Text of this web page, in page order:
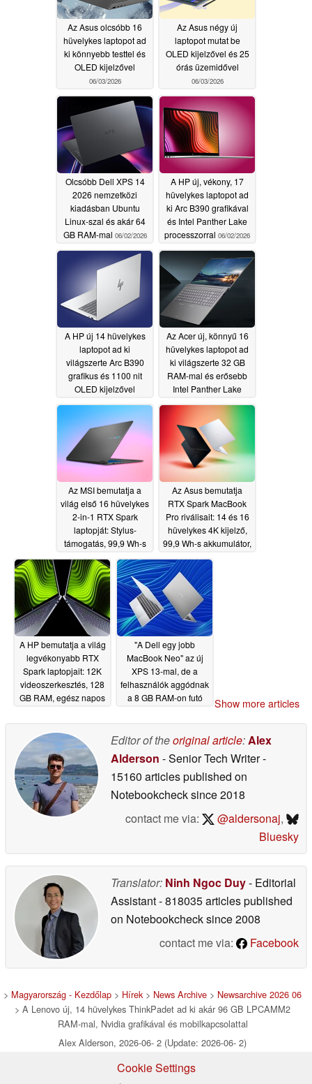
Az Asus olcsóbb 16
hüvelykes laptopot ad
ki könnyebb testtel és
OLED kijelzővel
06/03/2026
Az Asus négy új
laptopot mutat be
OLED kijelzővel és 25
órás üzemidővel
06/03/2026
Olcsóbb Dell XPS 14
2026 nemzetközi
kiadásban Ubuntu
Linux-szal és akár 64
GB RAM-mal 06/02/2026
A HP új, vékony, 17
hüvelykes laptopot ad
ki Arc B390 grafikával
és Intel Panther Lake
processzorral 06/02/2026
A HP új 14 hüvelykes
laptopot ad ki
világszerte Arc B390
grafikus és 1100 nit
OLED kijelzővel
06/02/2026
Az Acer új, könnyű 16
hüvelykes laptopot ad
ki világszerte 32 GB
RAM-mal és erősebb
Intel Panther Lake
06/02/2026
Az MSI bemutatja a
világ első 16 hüvelykes
2-in-1 RTX Spark
laptopját: Stylus-
támogatás, 99,9 Wh-s
06/02/2026
Az Asus bemutatja
RTX Spark MacBook
Pro riválisait: 14 és 16
hüvelykes 4K kijelző,
99,9 Wh-s akkumulátor,
A HP bemutatja a világ
legvékonyabb RTX
Spark laptopjait: 12K
videoszerkesztés, 128
GB RAM, egész napos
"A Dell egy jobb
MacBook Neo" az új
XPS 13-mal, de a
felhasználók aggódnak
a 8 GB RAM-on futó
Show more articles
Editor of theoriginal article:Alex
Alderson - Senior Tech Writer-
15160 articles published on
Notebookchecksince 2018
contact me via:
@aldersonaj,
Bluesky
Translator: Ninh Ngoc Duy- Editorial
Assistant- 818035 articles published
on Notebookchecksince 2008
contact me via:
Facebook
> Magyarország - Kezdőlap > Hírek > News Archive > Newsarchive 2026 06
> A Lenovo új, 14 hüvelykes ThinkPadet ad ki akár 96 GB LPCAMM2
RAM-mal, Nvidia grafikával és mobilkapcsolattal
Alex Alderson, 2026-06- 2 (Update: 2026-06- 2)
Cookie Settings